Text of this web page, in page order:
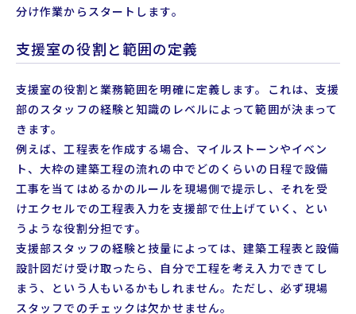
分け作業からスタートします。
支援室の役割と範囲の定義
支援室の役割と業務範囲を明確に定義します。これは、支援
部のスタッフの経験と知識のレベルによって範囲が決まって
きます。
例えば、工程表を作成する場合、マイルストーンやイベン
ト、大枠の建築工程の流れの中でどのくらいの日程で設備
工事を当てはめるかのルールを現場側で提示し、それを受
けエクセルでの工程表入力を支援部で仕上げていく、とい
うような役割分担です。
支援部スタッフの経験と技量によっては、建築工程表と設備
設計図だけ受け取ったら、自分で工程を考え入力できてし
まう、という人もいるかもしれません。ただし、必ず現場
スタッフでのチェックは欠かせません。